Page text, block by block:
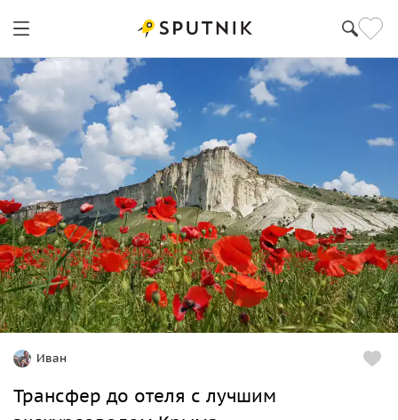
Иван
Трансфер до отеля с лучшим